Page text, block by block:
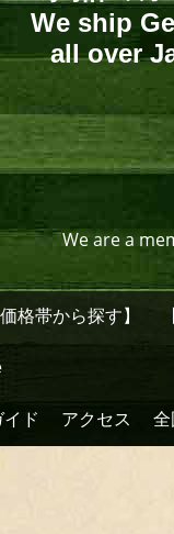
We ship
all over
We are a
格帯から探す】
ド アクセス 全